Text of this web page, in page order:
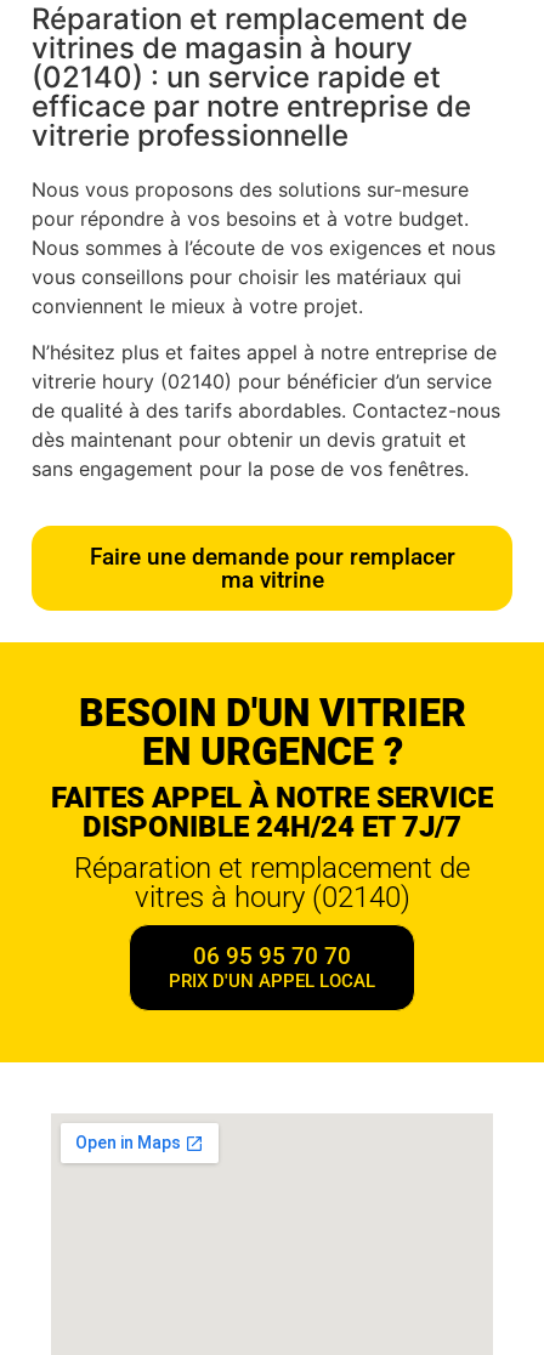
Réparation et remplacement de
vitrines de magasin à houry
(02140) : un service rapide et
efficace par notre entreprise de
vitrerie professionnelle
Nous vous proposons des solutions sur-mesure
pour répondre à vos besoins et à votre budget.
Nous sommes à l’écoute de vos exigences et nous
vous conseillons pour choisir les matériaux qui
conviennent le mieux à votre projet.
N’hésitez plus et faites appel à notre entreprise de
vitrerie houry (02140) pour bénéficier d’un service
de qualité à des tarifs abordables. Contactez-nous
dès maintenant pour obtenir un devis gratuit et
sans engagement pour la pose de vos fenêtres.
Faire une demande pour remplacer
ma vitrine
BESOIN D'UN VITRIER
EN URGENCE ?
FAITES APPEL À NOTRE SERVICE
DISPONIBLE 24H/24 ET 7J/7
Réparation et remplacement de
vitres à houry (02140)
06 95 95 70 70
PRIX D'UN APPEL LOCAL